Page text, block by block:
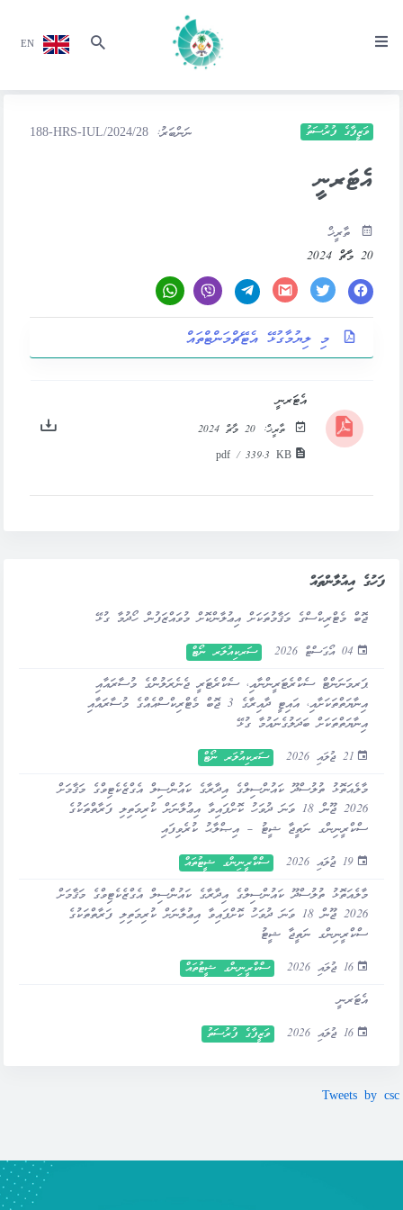
EN
ވަޒީފާގެ ފުރުސަތު ނަންބަރު: 188-HRS-IUL/2024/28
އެޓަރނީ
ތާރީޚް
20 މާޗް 2024
މި ލިޔުމާގުޅޭ އެޓޭޗްމަންޓްތައް
އެޓަރނީ
ތާރީޚް:
20 މާޗް 2024
pdf / 339.3 KB
ފަހުގެ އިއުލާންތައް
ޖޮބް މެޓްރިކްސްގެ މަޤާމުތަކަށް އިޢުލާންކޮށް މުވައްޒަފުން ހޯދުމާ ގުޅޭ
04 އޯގަސްޓް 2026 ސަރކިއުލަރ ނޯޓް
ޕަރމަނަންޓް ސެކްރެޓަރީންނާއި، ސެކްރެޓަރީ ޖެނެރަލުންގެ މުސާރައާއި
އިނާޔަތްތަކަށާއި، އައިޓީ ދާއިރާގެ 3 ޖޮބް މެޓްރިކްސްއެއްގެ މުސާރައާއި
އިނާޔަތްތަކަށް ބަދަލުގެނައުމާ ގުޅޭ
21 ޖުލައި 2026 ސަރކިއުލަރ ނޯޓް
މާލެއަތޮޅު ތުލުސްދޫ ކައުންސިލްގެ އިދާރާގެ ކައުންސިލް އެގްޒެކެޓިވްގެ މަޤާމަށް
2026 ޖޫން 18 ވަނަ ދުވަހު ކޮށްފައިވާ އިޢުލާނަށް ކުރިމަތިލި ފަރާތްތަކުގެ
ސްކްރީނިންގ ނަތީޖާ ޝީޓު – އިޞްލާޙު ކުރެވިފައި
19 ޖުލައި 2026 ސްކްރީނިންގ ޝީޓުތައް
މާލެއަތޮޅު ތުލުސްދޫ ކައުންސިލްގެ އިދާރާގެ ކައުންސިލް އެގްޒެކެޓިވްގެ މަޤާމަށް
2026 ޖޫން 18 ވަނަ ދުވަހު ކޮށްފައިވާ އިޢުލާނަށް ކުރިމަތިލި ފަރާތްތަކުގެ
ސްކްރީނިންގ ނަތީޖާ ޝީޓު
16 ޖުލައި 2026 ސްކްރީނިންގ ޝީޓުތައް
އެޓަރނީ
16 ޖުލައި 2026 ވަޒީފާގެ ފުރުސަތު
Tweets by csc